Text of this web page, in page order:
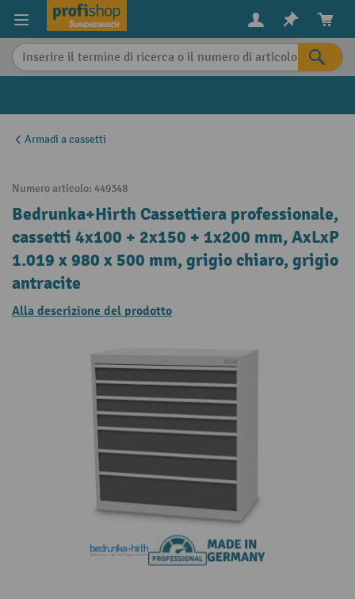
content
Armadi a cassetti
Numero articolo: 449348
Bedrunka+Hirth Cassettiera professionale,
cassetti 4x100 + 2x150 + 1x200 mm, AxLxP
1.019 x 980 x 500 mm, grigio chiaro, grigio
antracite
Alla descrizione del prodotto